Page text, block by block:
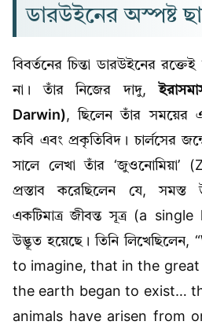
ডারউইনের অস্পষ্ট
বিবর্তনের চিন্তা ডারউইনের
না। তাঁর নিজের দাদু,
Darwin), ছিলেন তাঁর সময়ের
কবি এবং প্রকৃতিবিদ। চার্লসের
সালে লেখা তাঁর ‘জুওনোমিয়া’
প্রস্তাব করেছিলেন যে, সমস্ত
একটিমাত্র জীবন্ত সূত্র (a
উদ্ভূত হয়েছে। তিনি
to imagine, that in the
the earth began to exist…
animals have arisen from